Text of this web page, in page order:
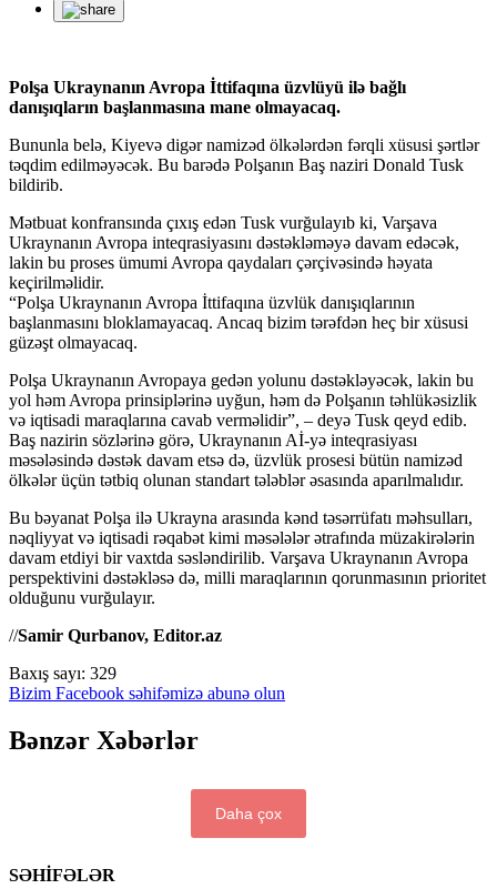
Polşa Ukraynanın Avropa İttifaqına üzvlüyü ilə bağlı
danışıqların başlanmasına mane olmayacaq.
Bununla belə, Kiyevə digər namizəd ölkələrdən fərqli xüsusi şərtlər
təqdim edilməyəcək. Bu barədə Polşanın Baş naziri Donald Tusk
bildirib.
Mətbuat konfransında çıxış edən Tusk vurğulayıb ki, Varşava
Ukraynanın Avropa inteqrasiyasını dəstəkləməyə davam edəcək,
lakin bu proses ümumi Avropa qaydaları çərçivəsində həyata
keçirilməlidir.
“Polşa Ukraynanın Avropa İttifaqına üzvlük danışıqlarının
başlanmasını bloklamayacaq. Ancaq bizim tərəfdən heç bir xüsusi
güzəşt olmayacaq.
Polşa Ukraynanın Avropaya gedən yolunu dəstəkləyəcək, lakin bu
yol həm Avropa prinsiplərinə uyğun, həm də Polşanın təhlükəsizlik
və iqtisadi maraqlarına cavab verməlidir”, – deyə Tusk qeyd edib.
Baş nazirin sözlərinə görə, Ukraynanın Aİ-yə inteqrasiyası
məsələsində dəstək davam etsə də, üzvlük prosesi bütün namizəd
ölkələr üçün tətbiq olunan standart tələblər əsasında aparılmalıdır.
Bu bəyanat Polşa ilə Ukrayna arasında kənd təsərrüfatı məhsulları,
nəqliyyat və iqtisadi rəqabət kimi məsələlər ətrafında müzakirələrin
davam etdiyi bir vaxtda səsləndirilib. Varşava Ukraynanın Avropa
perspektivini dəstəkləsə də, milli maraqlarının qorunmasının prioritet
olduğunu vurğulayır.
//Samir Qurbanov, Editor.az
Baxış sayı: 329
Bizim Facebook səhifəmizə abunə olun
Bənzər Xəbərlər
Daha çox
SƏHİFƏLƏR